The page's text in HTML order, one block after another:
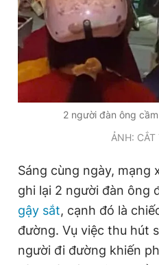
Theo dõi báo trên
0906 645 777
Quảng cáo RSS
Tổng biên tập: Nguyễn Ngọc
Phó tổng biên tập thường trực:
Phó tổng biên tập: Lâm Hiếu
Phó tổng biên tập: Trần Việt
Tổng thư ký tòa soạn: Đức Trung
© 2003-2026 Bản quyền thuộc
2 người đàn ông
ẢNH:
Sáng cùng ngày, mạng
ghi lại 2 người đàn ông
gậy sắt, cạnh đó là
đường. Vụ việc thu hút
người đi đường khiến